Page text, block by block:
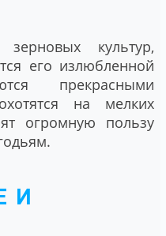
культур,
его излюбленной
прекрасными
на мелких
огромную пользу
И